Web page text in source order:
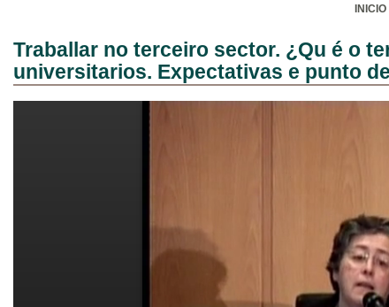
INICIO
Traballar no terceiro sector. ¿Qu é o
universitarios. Expectativas e punto